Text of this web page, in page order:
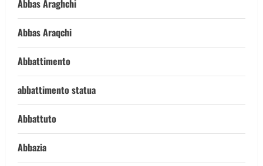
Abbas Araghchi
Abbas Araqchi
Abbattimento
abbattimento statua
Abbattuto
Abbazia